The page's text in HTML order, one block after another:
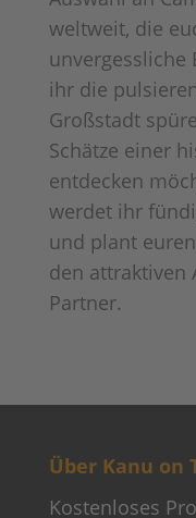
weltweit, die
unvergessliche
ihr die
Großstadt
Schätze einer
entdecken
werdet ihr
und plant
den attraktiven
Partner.
Über Kanu on
Kostenloses